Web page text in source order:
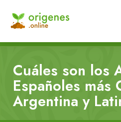
Cuáles son los
Españoles más
Argentina y